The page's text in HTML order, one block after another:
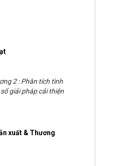
2 : Phân tích tình
giải pháp cải thiện
xuất & Thương